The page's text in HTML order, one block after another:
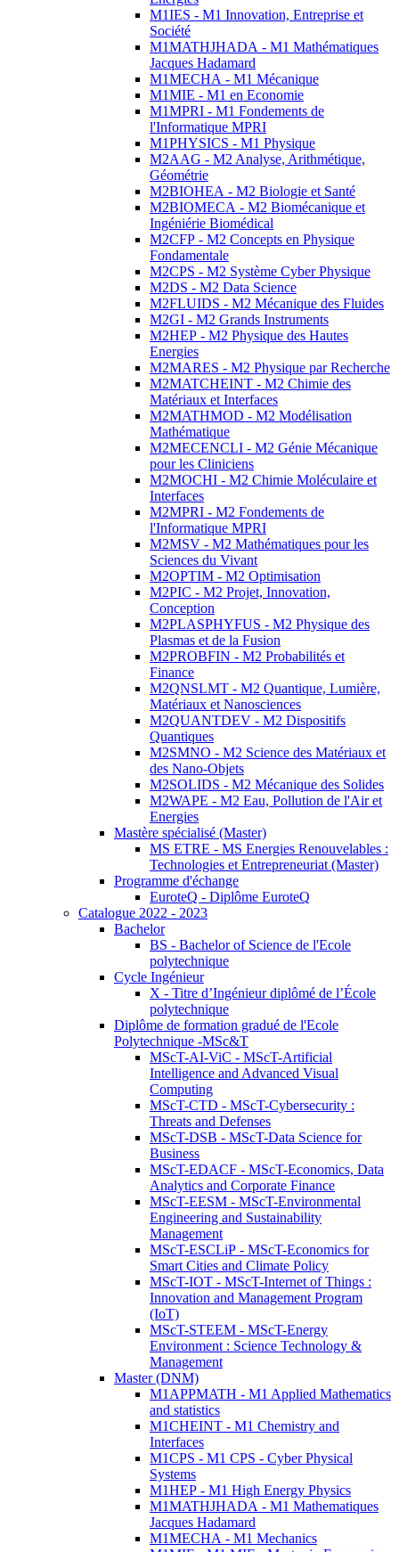
M1IES - M1 Innovation, Entreprise et
Société
M1MATHJHADA - M1 Mathématiques
Jacques Hadamard
M1MECHA - M1 Mécanique
M1MIE - M1 en Economie
M1MPRI - M1 Fondements de
l'Informatique MPRI
M1PHYSICS - M1 Physique
M2AAG - M2 Analyse, Arithmétique,
Géométrie
M2BIOHEA - M2 Biologie et Santé
M2BIOMECA - M2 Biomécanique et
Ingéniérie Biomédical
M2CFP - M2 Concepts en Physique
Fondamentale
M2CPS - M2 Système Cyber Physique
M2DS - M2 Data Science
M2FLUIDS - M2 Mécanique des Fluides
M2GI - M2 Grands Instruments
M2HEP - M2 Physique des Hautes
Energies
M2MARES - M2 Physique par Recherche
M2MATCHEINT - M2 Chimie des
Matériaux et Interfaces
M2MATHMOD - M2 Modélisation
Mathématique
M2MECENCLI - M2 Génie Mécanique
pour les Cliniciens
M2MOCHI - M2 Chimie Moléculaire et
Interfaces
M2MPRI - M2 Fondements de
l'Informatique MPRI
M2MSV - M2 Mathématiques pour les
Sciences du Vivant
M2OPTIM - M2 Optimisation
M2PIC - M2 Projet, Innovation,
Conception
M2PLASPHYFUS - M2 Physique des
Plasmas et de la Fusion
M2PROBFIN - M2 Probabilités et
Finance
M2QNSLMT - M2 Quantique, Lumière,
Matériaux et Nanosciences
M2QUANTDEV - M2 Dispositifs
Quantiques
M2SMNO - M2 Science des Matériaux et
des Nano-Objets
M2SOLIDS - M2 Mécanique des Solides
M2WAPE - M2 Eau, Pollution de l'Air et
Energies
Mastère spécialisé (Master)
MS ETRE - MS Energies Renouvelables :
Technologies et Entrepreneuriat (Master)
Programme d'échange
EuroteQ - Diplôme EuroteQ
Catalogue 2022 - 2023
Bachelor
BS - Bachelor of Science de l'Ecole
polytechnique
Cycle Ingénieur
X - Titre d’Ingénieur diplômé de l’École
polytechnique
Diplôme de formation gradué de l'Ecole
Polytechnique -MSc&T
MScT-AI-ViC - MScT-Artificial
Intelligence and Advanced Visual
Computing
MScT-CTD - MScT-Cybersecurity :
Threats and Defenses
MScT-DSB - MScT-Data Science for
Business
MScT-EDACF - MScT-Economics, Data
Analytics and Corporate Finance
MScT-EESM - MScT-Environmental
Engineering and Sustainability
Management
MScT-ESCLiP - MScT-Economics for
Smart Cities and Climate Policy
MScT-IOT - MScT-Internet of Things :
Innovation and Management Program
(IoT)
MScT-STEEM - MScT-Energy
Environment : Science Technology &
Management
Master (DNM)
M1APPMATH - M1 Applied Mathematics
and statistics
M1CHEINT - M1 Chemistry and
Interfaces
M1CPS - M1 CPS - Cyber Physical
Systems
M1HEP - M1 High Energy Physics
M1MATHJHADA - M1 Mathematiques
Jacques Hadamard
M1MECHA - M1 Mechanics